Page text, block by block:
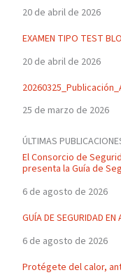
20 de abril de 2026
EXAMEN TIPO TEST
20 de abril de 2026
25 de marzo de 2026
ÚLTIMAS
El Consorcio de
presenta la Guía de
6 de agosto de 2026
GUÍA DE SEGURIDAD
6 de agosto de 2026
Protégete del calor,